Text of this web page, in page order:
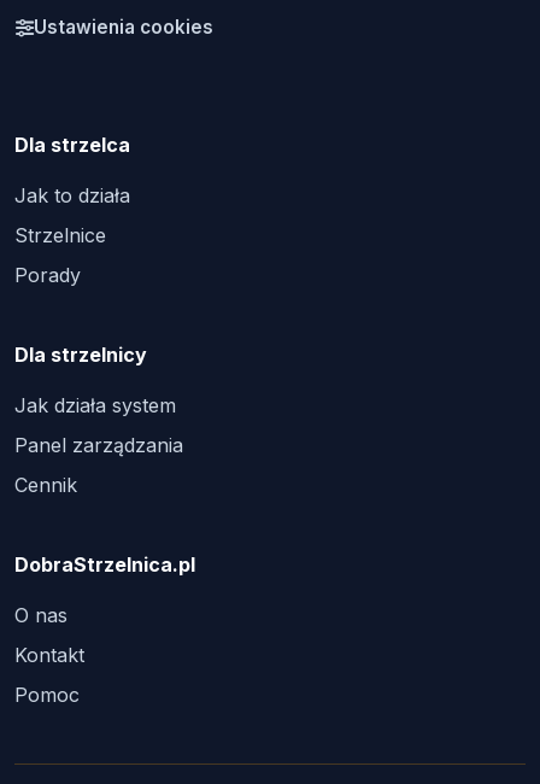
Ustawienia cookies
Dla strzelca
Jak to działa
Strzelnice
Porady
Dla strzelnicy
Jak działa system
Panel zarządzania
Cennik
DobraStrzelnica.pl
O nas
Kontakt
Pomoc